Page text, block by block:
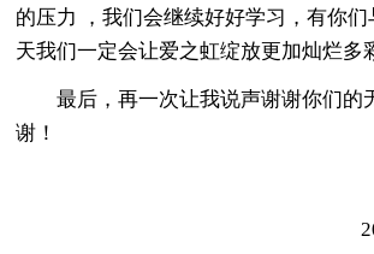
的压力 ，我们会继续好好学习，有你们
天我们一定会让爱之虹绽放更加灿烂多
最后，再一次让我说声谢谢你们的
谢！